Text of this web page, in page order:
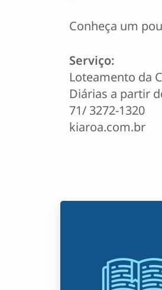
Conheça um
Serviço:
Loteamento da
Diárias a partir
71/ 3272-1320
kiaroa.com.br